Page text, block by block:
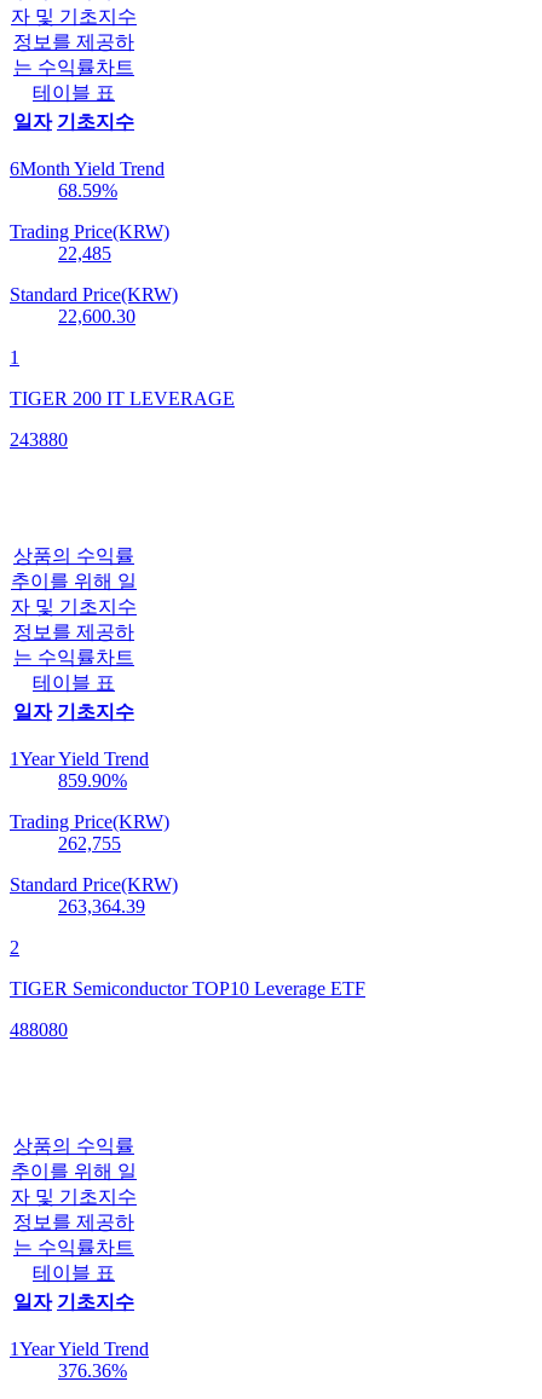
자 및 기초지수
정보를 제공하
는 수익률차트
테이블 표
일자 기초지수
6Month Yield Trend
68.59%
Trading Price(KRW)
22,485
Standard Price(KRW)
22,600.30
1
TIGER 200 IT LEVERAGE
243880
상품의 수익률
추이를 위해 일
자 및 기초지수
정보를 제공하
는 수익률차트
테이블 표
일자 기초지수
1Year Yield Trend
859.90%
Trading Price(KRW)
262,755
Standard Price(KRW)
263,364.39
2
TIGER Semiconductor TOP10 Leverage ETF
488080
상품의 수익률
추이를 위해 일
자 및 기초지수
정보를 제공하
는 수익률차트
테이블 표
일자 기초지수
1Year Yield Trend
376.36%